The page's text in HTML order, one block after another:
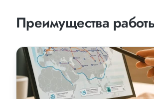
Преимущества